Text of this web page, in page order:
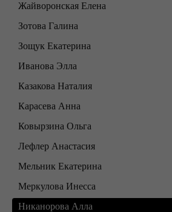
Жайворонская Елена
Зотова Галина
Зощук Екатерина
Иванова Элла
Казакова Наталия
Карасева Анна
Ковырзина Ольга
Лефлер Анастасия
Мельник Екатерина
Меркулова Инесса
Никанорова Алла